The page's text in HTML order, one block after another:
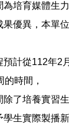
為培育媒體生
果優異，本單
預計從112年2
的時間，
除了培養實習
生實際製播新